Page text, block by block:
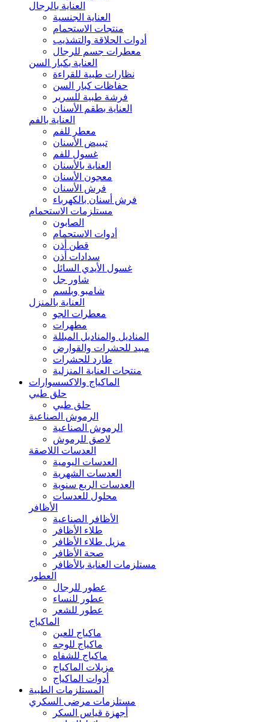
العناية بالرجال
العناية الجنسية
منتجات الاستحمام
أدوات الحلاقة والتشذيب
معطرات جسم للرجال
العناية بكبار السن
نظارات طبية للقراءة
حفاظات كبار السن
فرشة طبية للسرير
العناية بطقم الأسنان
العناية بالفم
معطر للفم
تبييض الأسنان
غسول للفم
العناية بالأسنان
معجون الأسنان
فرش الأسنان
فرش أسنان بالكهرباء
مستلزمات الاستحمام
الصابون
أدوات الاستحمام
قطن أذن
سدادات أذن
غسول الأيدي السائل
شاور جل
شامبو وبلسم
العناية بالمنزل
معطرات الجو
مطهرات
المناديل والمناديل المبللة
مبيد للحشرات والقوارض
طارد للحشرات
منتجات العناية المنزلية
الماكياج والاكسسوارات
حلق طبي
حلق طبي
الرموش الصناعية
الرموش الصناعية
لاصق للرموش
العدسات اللاصقة
العدسات اليومية
العدسات الشهرية
العدسات الربع سنوية
محلول للعدسات
الأظافر
الأظافر الصناعية
طلاء الأظافر
مزيل طلاء الأظافر
صحة الأظافر
مستلزمات العناية بالأظافر
العطور
عطور للرجال
عطور للنساء
عطور للشعر
الماكياج
ماكياج للعين
ماكياج للوجه
ماكياج للشفاه
مزيلات الماكياج
أدوات الماكياج
المستلزمات الطبية
مستلزمات مرضى السكري
أجهزة قياس السكر